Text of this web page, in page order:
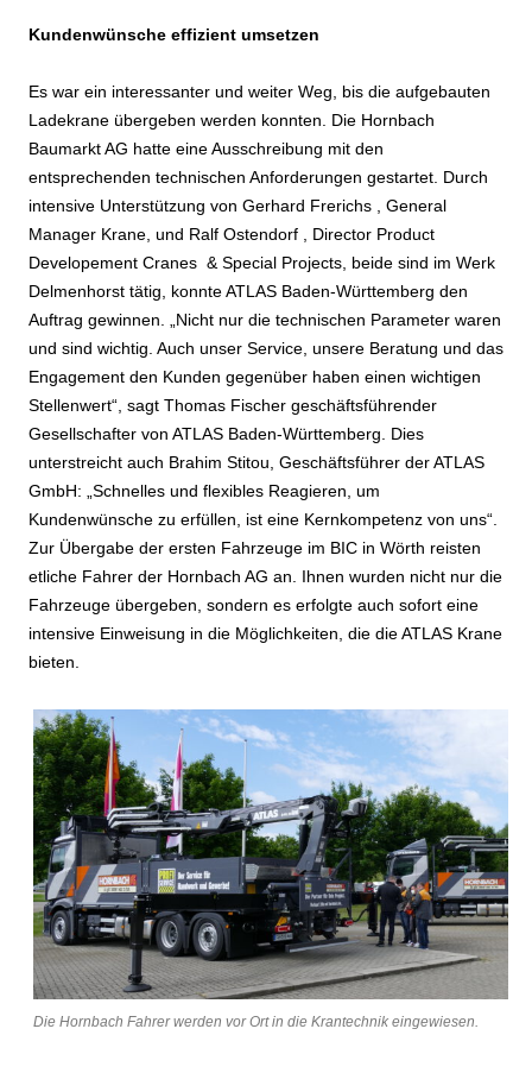
Kundenwünsche effizient umsetzen
Es war ein interessanter und weiter Weg, bis die aufgebauten
Ladekrane übergeben werden konnten. Die Hornbach
Baumarkt AG hatte eine Ausschreibung mit den
entsprechenden technischen Anforderungen gestartet. Durch
intensive Unterstützung von Gerhard Frerichs , General
Manager Krane, und Ralf Ostendorf , Director Product
Developement Cranes & Special Projects, beide sind im Werk
Delmenhorst tätig, konnte ATLAS Baden-Württemberg den
Auftrag gewinnen. „Nicht nur die technischen Parameter waren
und sind wichtig. Auch unser Service, unsere Beratung und das
Engagement den Kunden gegenüber haben einen wichtigen
Stellenwert“, sagt Thomas Fischer geschäftsführender
Gesellschafter von ATLAS Baden-Württemberg. Dies
unterstreicht auch Brahim Stitou, Geschäftsführer der ATLAS
GmbH: „Schnelles und flexibles Reagieren, um
Kundenwünsche zu erfüllen, ist eine Kernkompetenz von uns“.
Zur Übergabe der ersten Fahrzeuge im BIC in Wörth reisten
etliche Fahrer der Hornbach AG an. Ihnen wurden nicht nur die
Fahrzeuge übergeben, sondern es erfolgte auch sofort eine
intensive Einweisung in die Möglichkeiten, die die ATLAS Krane
bieten.
Die Hornbach Fahrer werden vor Ort in die Krantechnik eingewiesen.